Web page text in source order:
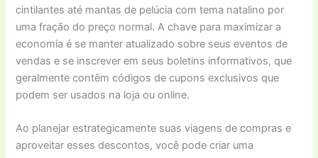
cintilantes até mantas de pelúcia com tema natalino por
uma fração do preço normal. A chave para maximizar a
economia é se manter atualizado sobre seus eventos de
vendas e se inscrever em seus boletins informativos, que
geralmente contêm códigos de cupons exclusivos que
podem ser usados ​​na loja ou online.
Ao planejar estrategicamente suas viagens de compras e
aproveitar esses descontos, você pode criar uma